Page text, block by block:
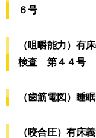
６号
（咀嚼能力）有
検査 第４４号
（歯筋電図）睡
（咬合圧）有床